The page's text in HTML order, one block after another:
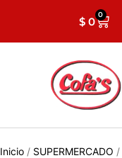
$0 0
Inicio / SUPERMERCADO /